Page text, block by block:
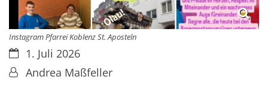
Instagram Pfarrei Koblenz St. Aposteln
Datum:1. Juli 2026
Von:Andrea Maßfeller